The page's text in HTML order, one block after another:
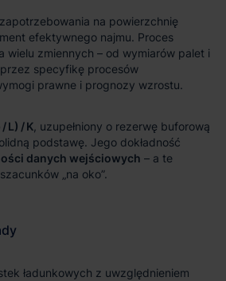
L) / K
danych wejściowych
ładunkowych z uwzględnieniem